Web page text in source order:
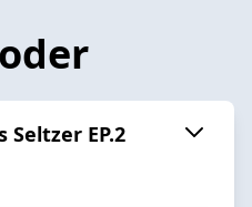
Seltzer EP.2